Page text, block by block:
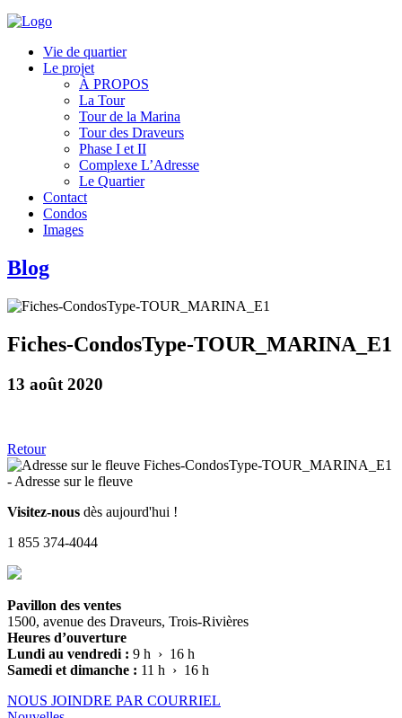
Vie de quartier
Le projet
À PROPOS
La Tour
Tour de la Marina
Tour des Draveurs
Phase I et II
Complexe L’Adresse
Le Quartier
Contact
Condos
Images
Blog
Fiches-CondosType-TOUR_MARINA_E1
13 août 2020
Retour
Visitez-nous dès aujourd'hui !
1 855 374-4044
Pavillon des ventes
1500, avenue des Draveurs, Trois-Rivières
Heures d’ouverture
Lundi au vendredi : 9 h › 16 h
Samedi et dimanche : 11 h › 16 h
NOUS JOINDRE PAR COURRIEL